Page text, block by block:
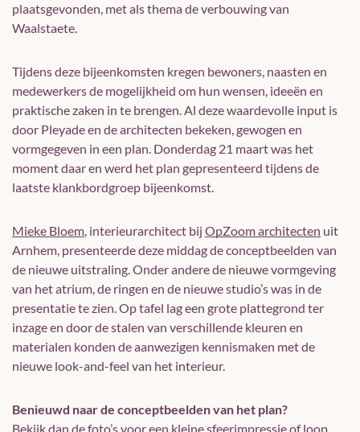
plaatsgevonden, met als thema de verbouwing van
Waalstaete.
Tijdens deze bijeenkomsten kregen bewoners, naasten en
medewerkers de mogelijkheid om hun wensen, ideeën en
praktische zaken in te brengen. Al deze waardevolle input is
door Pleyade en de architecten bekeken, gewogen en
vormgegeven in een plan. Donderdag 21 maart was het
moment daar en werd het plan gepresenteerd tijdens de
laatste klankbordgroep bijeenkomst.
Mieke Bloem, interieurarchitect bij OpZoom architecten uit
Arnhem, presenteerde deze middag de conceptbeelden van
de nieuwe uitstraling. Onder andere de nieuwe vormgeving
van het atrium, de ringen en de nieuwe studio’s was in de
presentatie te zien. Op tafel lag een grote plattegrond ter
inzage en door de stalen van verschillende kleuren en
materialen konden de aanwezigen kennismaken met de
nieuwe look-and-feel van het interieur.
Benieuwd naar de conceptbeelden van het plan?
Bekijk dan de foto’s voor een kleine sfeerimpressie of loop